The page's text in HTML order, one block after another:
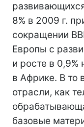
8% в 2009 г.
сокращении
Европы с
и росте в
в Африке. В то
отрасли, как
базовые